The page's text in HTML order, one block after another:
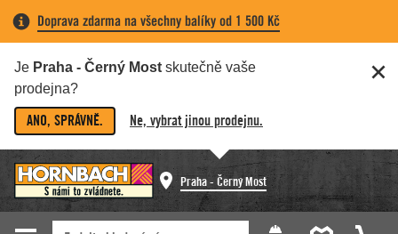
Doprava zdarma na všechny balíky od 1 500 Kč
Je Praha - Černý Most skutečně vaše
prodejna?
ANO, SPRÁVNĚ. Ne, vybrat jinou prodejnu.
Praha - Černý Most